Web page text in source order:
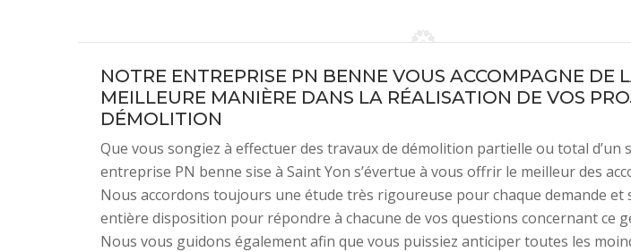
NOTRE ENTREPRISE PN BENNE VOUS ACCOMPAGNE DE
MEILLEURE MANIÈRE DANS LA RÉALISATION DE VOS
DÉMOLITION
Que vous songiez à effectuer des travaux de démolition partielle ou total d’un
entreprise PN benne sise à Saint Yon s’évertue à vous offrir le meilleur des
Nous accordons toujours une étude très rigoureuse pour chaque demande et
entière disposition pour répondre à chacune de vos questions concernant ce
Nous vous guidons également afin que vous puissiez anticiper toutes les